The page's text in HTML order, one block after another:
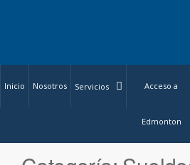
Inicio Nosotros Servicios Acceso a
Edmonton